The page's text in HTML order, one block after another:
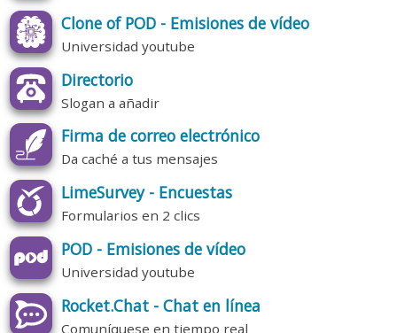
Clone of POD - Emisiones de vídeo
Universidad youtube
Directorio
Slogan a añadir
Firma de correo electrónico
Da caché a tus mensajes
LimeSurvey - Encuestas
Formularios en 2 clics
POD - Emisiones de vídeo
Universidad youtube
Rocket.Chat - Chat en línea
Comuníquese en tiempo real